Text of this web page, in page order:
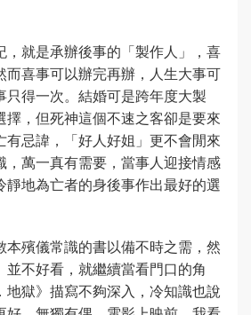
，就是承辦後事的「製作人」，喜
而喜事可以辦完再辦，人生大事可
只得一次。結婚可是跨年度大製
擇，但死神這個不速之客卻是要來
有忌諱，「好人好姐」更不會閒來
，萬一真有需要，當事人迎接情感
靜地為亡者的身後事作出最好的選
本殯儀常識的書以備不時之需，然
並不好看，就繼續當看門口的角
地獄》描寫不夠深入，冷知識也說